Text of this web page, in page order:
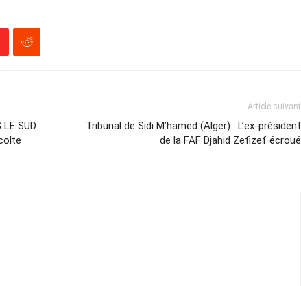
SUD :
Article suivant
Tribunal de Sidi M’hamed (Alger) : L’ex-président
de la FAF Djahid Zefizef écroué